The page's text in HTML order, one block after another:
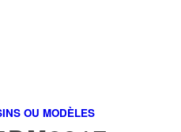
OU MODÈLES